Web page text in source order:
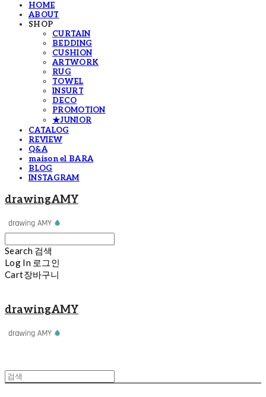
HOME
ABOUT
SHOP
CURTAIN
BEDDING
CUSHION
ARTWORK
RUG
TOWEL
INSURT
DECO
PROMOTION
★JUNIOR
CATALOG
REVIEW
Q&A
maison el BARA
BLOG
INSTAGRAM
drawingAMY
Search 검색
Log In 로그인
Cart장바구니
drawingAMY